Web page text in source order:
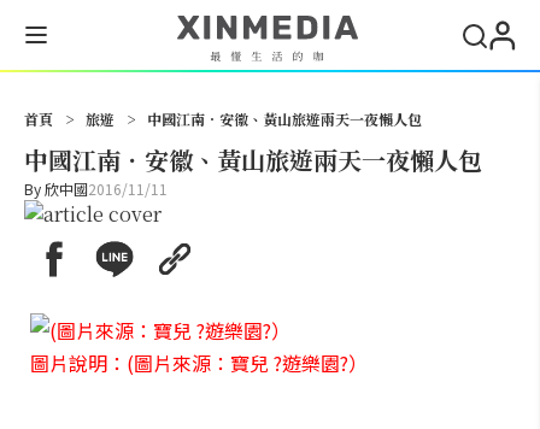
首頁 > 旅遊 > 中國江南．安徽、黃山旅遊兩天一夜懶人包
中國江南．安徽、黃山旅遊兩天一夜懶人包
By欣中國2016/11/11
圖片說明：(圖片來源：寶兒 ?遊樂園?）